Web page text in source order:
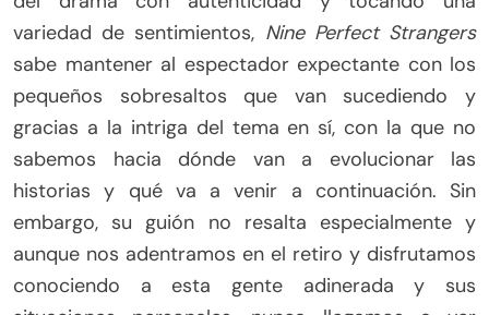
variedad de sentimientos, Nine Perfect Strangers
sabe mantener al espectador expectante con los
pequeños sobresaltos que van sucediendo y
gracias a la intriga del tema en sí, con la que no
sabemos hacia dónde van a evolucionar las
historias y qué va a venir a continuación. Sin
embargo, su guión no resalta especialmente y
aunque nos adentramos en el retiro y disfrutamos
conociendo a esta gente adinerada y sus